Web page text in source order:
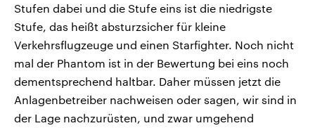
Stufen dabei und die Stufe eins ist die niedrigste
Stufe, das heißt absturzsicher für kleine
Verkehrsflugzeuge und einen Starfighter. Noch nicht
mal der Phantom ist in der Bewertung bei eins noch
dementsprechend haltbar. Daher müssen jetzt die
Anlagenbetreiber nachweisen oder sagen, wir sind in
der Lage nachzurüsten, und zwar umgehend